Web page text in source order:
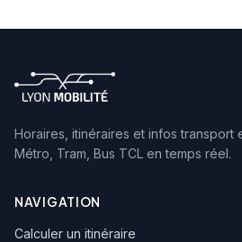
Virigneux - La Bruyere
Viricelles - Bourg
Chazelles - Gare Du Plasson
Horaires, itinéraires et infos transport
Métro, Tram, Bus TCL en temps réel.
NAVIGATION
Calculer un itinéraire